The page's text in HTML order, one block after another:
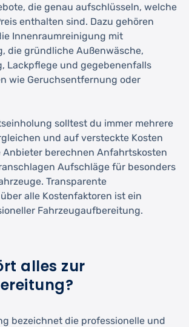
die genau aufschlüsseln, welche
enthalten sind. Dazu gehören
Innenraumreinigung mit
die gründliche Außenwäsche,
Lackpflege und gegebenenfalls
wie Geruchsentfernung oder
solltest du immer mehrere
und auf versteckte Kosten
Anbieter berechnen Anfahrtskosten
Aufschläge für besonders
Transparente
alle Kostenfaktoren ist ein
Fahrzeugaufbereitung.
alles zur
bezeichnet die professionelle und